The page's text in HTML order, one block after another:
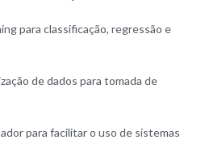
para classificação, regressão e
de dados para tomada de
para facilitar o uso de sistemas